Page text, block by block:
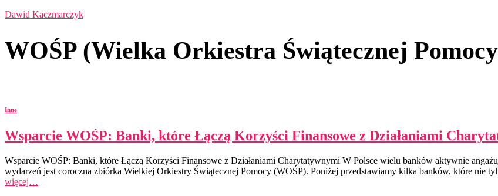
Dawid Kaczmarczyk
WOŚP (Wielka Orkiestra Świątecznej
Inne
Wsparcie WOŚP: Banki, które Łączą Korzyści Finansowe z Działaniami
Wsparcie WOŚP: Banki, które Łączą Korzyści Finansowe z Działaniami Charytatywnymi W Polsce wielu banków aktywnie
wydarzeń jest coroczna zbiórka Wielkiej Orkiestry Świątecznej Pomocy (WOŚP). Poniżej przedstawiamy kilka banków, które nie
więcej…